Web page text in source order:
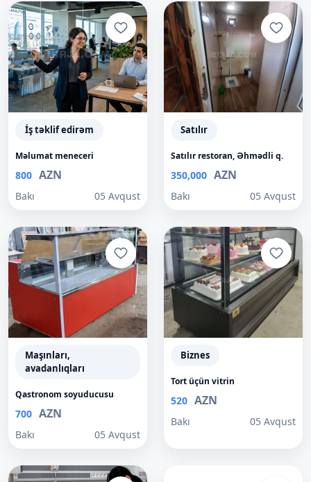
İş təklif edirəm
Məlumat meneceri
800 AZN
Bakı 05 Avqust
Satılır
Satılır restoran, Əhmədli q.
350,000 AZN
Bakı 05 Avqust
Maşınları,
avadanlıqları
Qastronom soyuducusu
700 AZN
Bakı 05 Avqust
Biznes
Tort üçün vitrin
520 AZN
Bakı 05 Avqust